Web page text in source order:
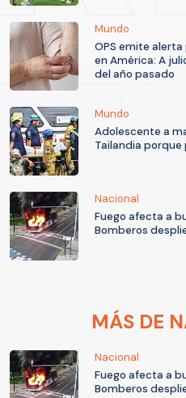
Mundo
OPS emite
en América: A
del año pasado
Mundo
Adolescente a
Tailandia
Nacional
Fuego afecta a
Bomberos
MÁS DE
Nacional
Fuego afecta a
Bomberos